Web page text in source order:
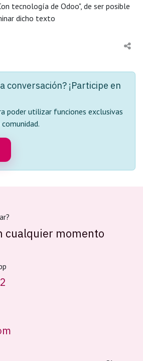
tecnología de Odoo", de ser posible
dicho texto
conversación? ¡Participe en
poder utilizar funciones exclusivas
cualquier momento